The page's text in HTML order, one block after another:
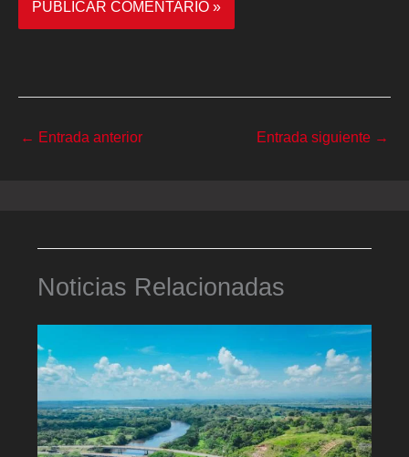
← Entrada anterior Entrada siguiente →
Noticias Relacionadas